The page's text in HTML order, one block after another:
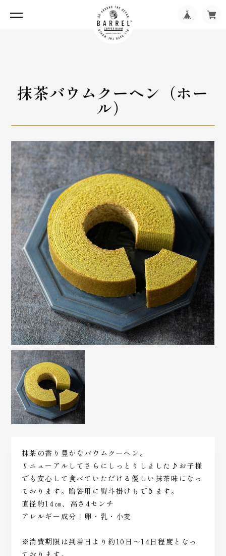
抹茶バウムクーヘン（ホー
ル）
抹茶の香り豊かなバウムクーヘン。
リニューアルしてさらにしっとりしました♪お子様
でも安心して食べていただける優しい抹茶味になっ
ております。贈答用に熨斗掛けもできます。
直径約14㎝、高さ4センチ
アレルギー成分：卵・乳・小麦
※消費期限は到着日より約10日～14日程度となっ
ております。